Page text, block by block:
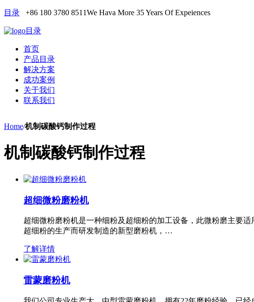
目录 +86 180 3780 8511We Hava More 35 Years Of Expeiences
目录
首页
产品目录
解决方案
成功案例
关于我们
联系我们
Home/机制碳酸钙制作过程
机制碳酸钙制作过程
超细微粉磨粉机
超细微粉磨粉机是一种细粉及超细粉的加工设备，此微粉磨主要
超细粉的生产而研发制造的新型磨粉机，…
了解详情
雷蒙磨粉机